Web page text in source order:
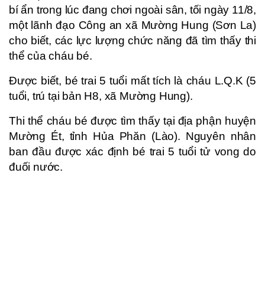
bí ẩn trong lúc đang chơi ngoài sân, tối ngày 11/8,
một lãnh đạo Công an xã Mường Hung (Sơn La)
cho biết, các lực lượng chức năng đã tìm thấy thi
thể của cháu bé.
Được biết, bé trai 5 tuổi mất tích là cháu L.Q.K (5
tuổi, trú tại bản H8, xã Mường Hung).
Thi thể cháu bé được tìm thấy tại địa phận huyện
Mường Ét, tỉnh Hủa Phăn (Lào). Nguyên nhân
ban đầu được xác định bé trai 5 tuổi tử vong do
đuối nước.